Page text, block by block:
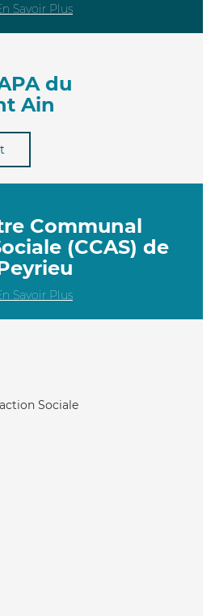
Savoir Plus
du
Ain
Communal
(CCAS) de
Savoir Plus
Sociale